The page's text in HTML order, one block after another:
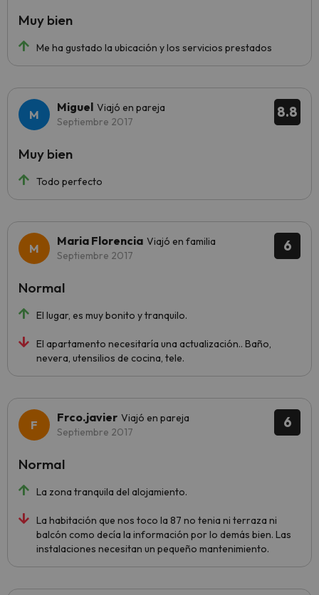
Me ha gustado la ubicación y los servicios prestados
Muy bien
8.8
Miguel Viajó en pareja
Septiembre 2017
Todo perfecto
Muy bien
6
Maria Florencia Viajó en familia
Septiembre 2017
El lugar, es muy bonito y tranquilo.
El apartamento necesitaría una actualización.. Baño,
nevera, utensilios de cocina, tele.
Normal
6
Frco.javier Viajó en pareja
Septiembre 2017
La zona tranquila del alojamiento.
La habitación que nos toco la 87 no tenia ni terraza ni
balcón como decía la información por lo demás bien. Las
instalaciones necesitan un pequeño mantenimiento.
Normal